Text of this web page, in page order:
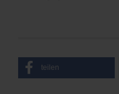
teilen